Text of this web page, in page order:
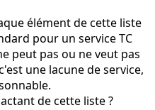
élément de cette liste
pour un service TC
peut pas ou ne veut pas
une lacune de service,
de cette liste ?